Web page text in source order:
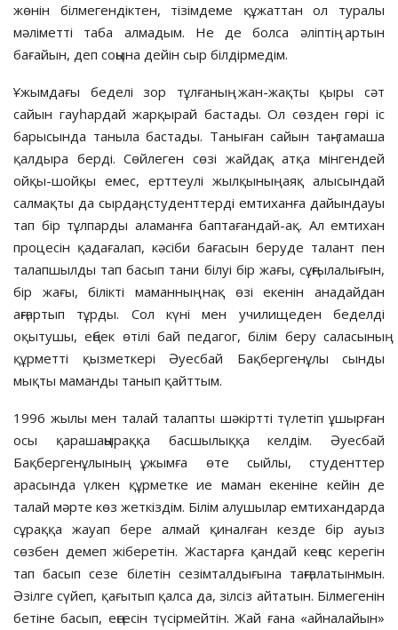
жөнін білмегендіктен, тізімдеме құжаттан ол туралы
мәліметті таба алмадым. Не де болса әліптің артын
бағайын, деп соңына дейін сыр білдірмедім.
Ұжымдағы беделі зор тұлғаның жан-жақты қыры сәт
сайын гауһардай жарқырай бастады. Ол сөзден гөрі іс
барысында таныла бастады. Таныған сайын таң-тамаша
қалдыра берді. Сөйлеген сөзі жайдақ атқа мінгендей
ойқы-шойқы емес, ерттеулі жылқының аяқ алысындай
салмақты да сырдаң, студенттерді емтиханға дайындауы
тап бір тұлпарды аламанға баптағандай-ақ. Ал емтихан
процесін қадағалап, кәсіби бағасын беруде талант пен
талапшылды тап басып тани білуі бір жағы, сұңғылалығын,
бір жағы, білікті маманның нақ өзі екенін анадайдан
аңғартып тұрды. Сол күні мен училищеден беделді
оқытушы, еңбек өтілі бай педагог, білім беру саласының
құрметті қызметкері Әуесбай Бақбергенұлы сынды
мықты маманды танып қайттым.
1996 жылы мен талай талапты шәкіртті түлетіп ұшырған
осы қарашаңыраққа басшылыққа келдім. Әуесбай
Бақбергенұлының ұжымға өте сыйлы, студенттер
арасында үлкен құрметке ие маман екеніне кейін де
талай мәрте көз жеткіздім. Білім алушылар емтихандарда
сұраққа жауап бере алмай қиналған кезде бір ауыз
сөзбен демеп жіберетін. Жастарға қандай кеңес керегін
тап басып сезе білетін сезімталдығына таңғалатынмын.
Әзілге сүйеп, қағытып қалса да, зілсіз айтатын. Білмегенін
бетіне басып, еңсесін түсірмейтін. Жай ғана «айналайын»